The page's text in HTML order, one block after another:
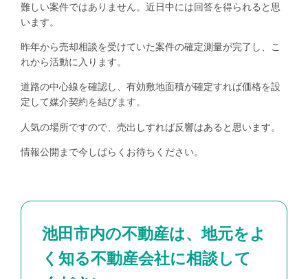
難しい案件ではありません。近日中には回答を得られると思
います。
昨年から売却相談を受けていた案件の確定測量が完了し、こ
れから活動に入ります。
道路の中心線を確認し、有効敷地面積が確定すれば価格を設
定して媒介契約を結びます。
人気の場所ですので、売出しすれば反響はあると思います。
情報公開まで今しばらくお待ちください。
池田市内の不動産は、地元をよ
く知る不動産会社に相談して